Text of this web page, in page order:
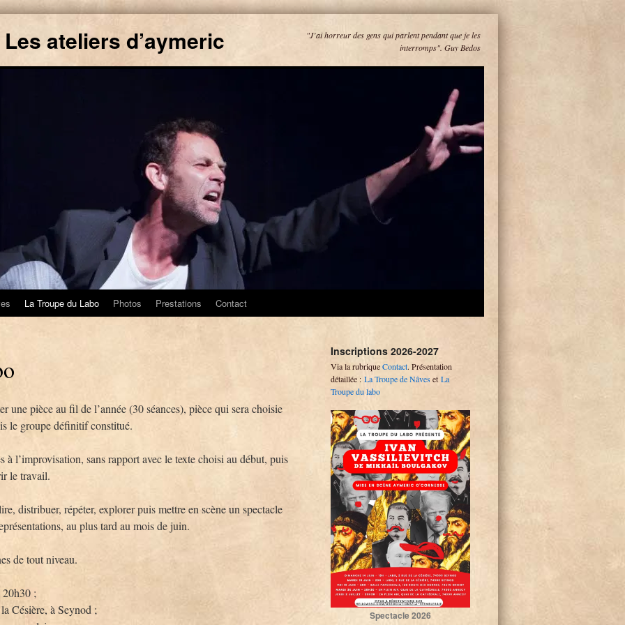
ateliers d’aymeric
"J’ai horreur des gens qui parlent pendant que je les
interromps". Guy Bedos
La Troupe du Labo Photos Prestations Contact
une pièce au fil de l’année (30 séances), pièce qui sera choisie
le groupe définitif constitué.
à l’improvisation, sans rapport avec le texte choisi au début, puis
le travail.
distribuer, répéter, explorer puis mettre en scène un spectacle
au plus tard au mois de juin.
de tout niveau.
20h30 ;
Césière, à Seynod ;
Inscriptions 2026-2027
Via la rubriqueContact. Présentation
détaillée : La Troupe de Nâveset La
Troupe du labo
Spectacle 2026